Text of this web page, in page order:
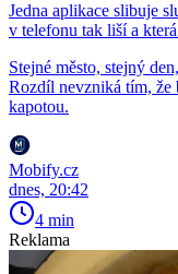
Jedna aplikace slibuje
v telefonu tak liší a
Stejné město, stejný
Rozdíl nevzniká tím, že
kapotou.
Mobify.cz
dnes, 20:42
4 min
Reklama